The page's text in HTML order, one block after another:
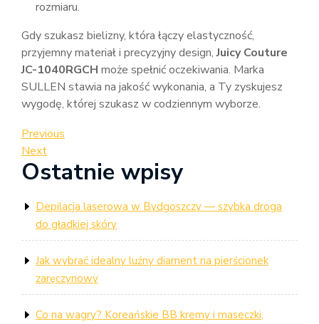
rozmiaru.
Gdy szukasz bielizny, która łączy elastyczność,
przyjemny materiał i precyzyjny design,Juicy Couture
JC-1040RGCH może spełnić oczekiwania. Marka
SULLEN stawia na jakość wykonania, a Ty zyskujesz
wygodę, której szukasz w codziennym wyborze.
Nawigacja
wpisu
Previous
Post
Previous
Next
Post
Next
Ostatnie wpisy
Depilacja laserowa w Bydgoszczy — szybka droga
do gładkiej skóry
Jak wybrać idealny luźny diament na pierścionek
zaręczynowy
Co na wagry? Koreańskie BB kremy i maseczki,